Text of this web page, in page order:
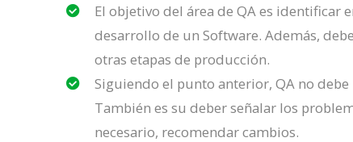
El objetivo del área de QA es identificar
desarrollo de un Software. Además,
otras etapas de producción.
Siguiendo el punto anterior, QA no
También es su deber señalar los
necesario, recomendar cambios.